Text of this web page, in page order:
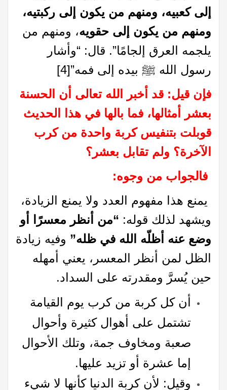
إلى كعبيه، ومنهم من يكون إلى ركبتيه،
ومنهم من يكون إلى حقويه، ومنهم من
يلجمه العرق إلجامًا”. قال: “وأشار
رسول الله ﷺ بيده إلى فمه”[4]
فإن قيل: قد أخبر الله تعالى أن الحسنة
بعشر أمثالها، فما بالها في هذا الحديث
قوبلت بتنفيس كربة واحدة من كرب
الآخرة؟ ولم تقابل بعشر؟
فالجواب من وجوه:
يمنع هذا مفهوم العدد ولا يمنع الزيادة،
ويشهد لذلك قوله: “من أنظر معسرًا أو
وضع عنه أظلّه الله في ظله” وفيه زيادة
الظل لمن أنظر المعسر، يعني أمهله
حين يُسرَّ ومقدرته على السداد.
أن كل كربة من كرب يوم القيامة
تشتمل على أهوال كثيرة وأحوال
صعبة ومخاوف جمة، وتلك الأحوال
إما عشرة أو تزيد عليها.
وقيل: لأن كربة الدنيا كأنها لا شيء